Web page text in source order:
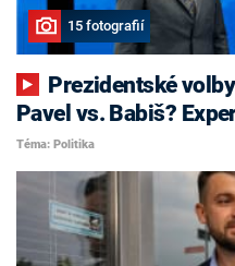
15 fotografií
Pavel vs. Babiš?
Téma: Politika